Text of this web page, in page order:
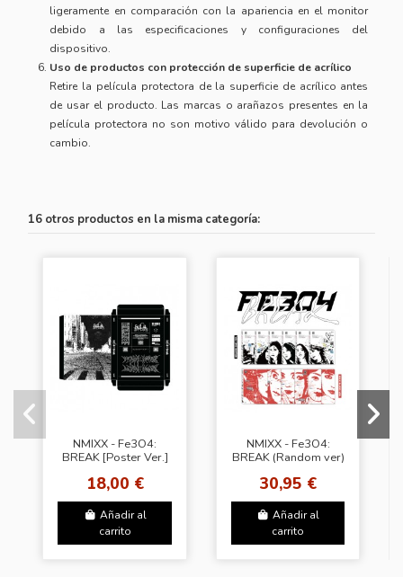
ligeramente en comparación con la apariencia en el monitor
debido a las especificaciones y configuraciones del
dispositivo.
Uso de productos con protección de superficie de acrílico
Retire la película protectora de la superficie de acrílico antes
de usar el producto. Las marcas o arañazos presentes en la
película protectora no son motivo válido para devolución o
cambio.
16 otros productos en la misma categoría:
NMIXX - Fe3O4:
BREAK [Poster Ver.]
18,00 €
Añadir al
carrito
NMIXX - Fe3O4:
BREAK (Random ver)
30,95 €
Añadir al
carrito